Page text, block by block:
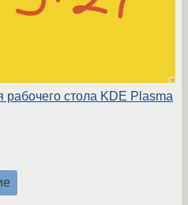
стола KDE Plasma